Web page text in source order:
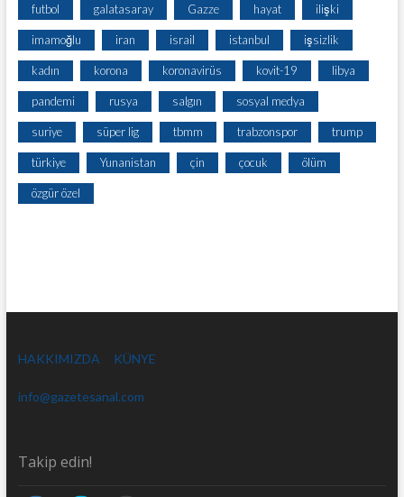
futbol galatasaray Gazze hayat ilişki
imamoğlu iran israil istanbul işsizlik
kadın korona koronavirüs kovit-19 libya
pandemi rusya salgın sosyal medya
suriye süper lig tbmm trabzonspor trump
türkiye Yunanistan çin çocuk ölüm
özgür özel
HAKKIMIZDA KÜNYE
info@gazetesanal.com
Takip edin!